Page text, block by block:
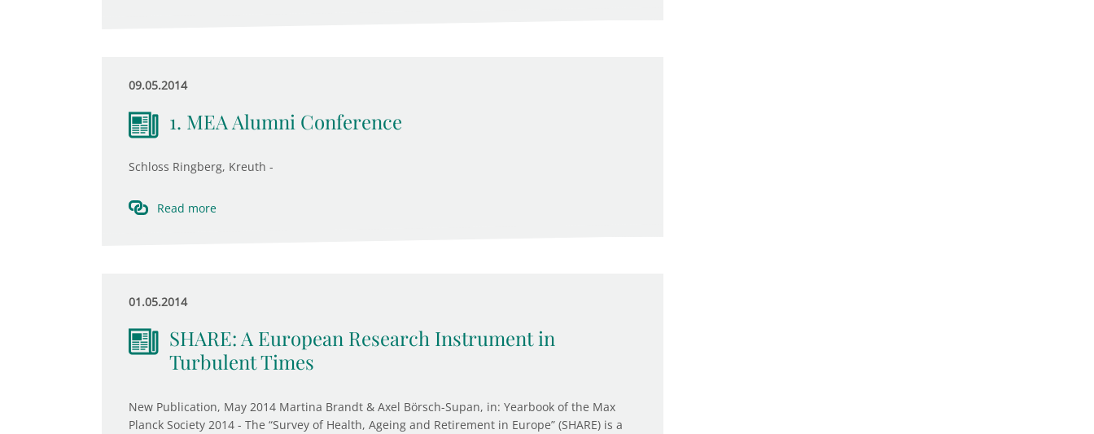
09.05.2014
1. MEA Alumni Conference
Schloss Ringberg, Kreuth -
Read more
01.05.2014
SHARE: A European Research Instrument in
Turbulent Times
New Publication, May 2014 Martina Brandt & Axel Börsch-Supan, in: Yearbook of the Max
Planck Society 2014 - The “Survey of Health, Ageing and Retirement in Europe” (SHARE) is a